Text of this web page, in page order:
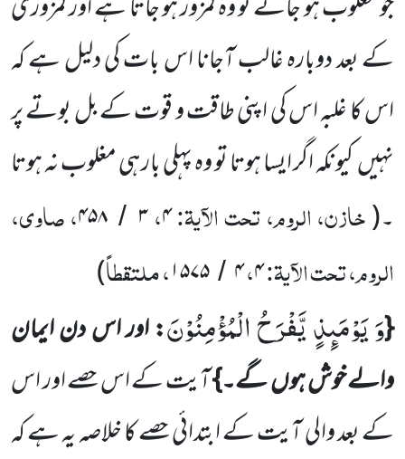
کے بعد دوبارہ غالب آجانا اس بات کی دلیل ہے کہ
اس کا غلبہ اس کی اپنی طاقت و قوت کے بل بوتے پر
نہیںکیونکہ اگر ایسا ہوتا تو وہ پہلی بار ہی مغلوب نہ ہوتا
۔(خازن، الروم، تحت الآیۃ:۴،۳ /۴۵۸، صاوی،
الروم، تحت الآیۃ:۴،۴ / ۱۵۷۵، ملتقطاً)
{وَ یَوْمَىٕذٍ یَّفْرَحُ الْمُؤْمِنُوْنَ: اور اس دن ایمان
والے خوش ہوںگے۔}آیت کے اس حصے اور اس
کے بعد والی آیتکے ابتدائی حصے کا خلاصہ یہ ہے کہ